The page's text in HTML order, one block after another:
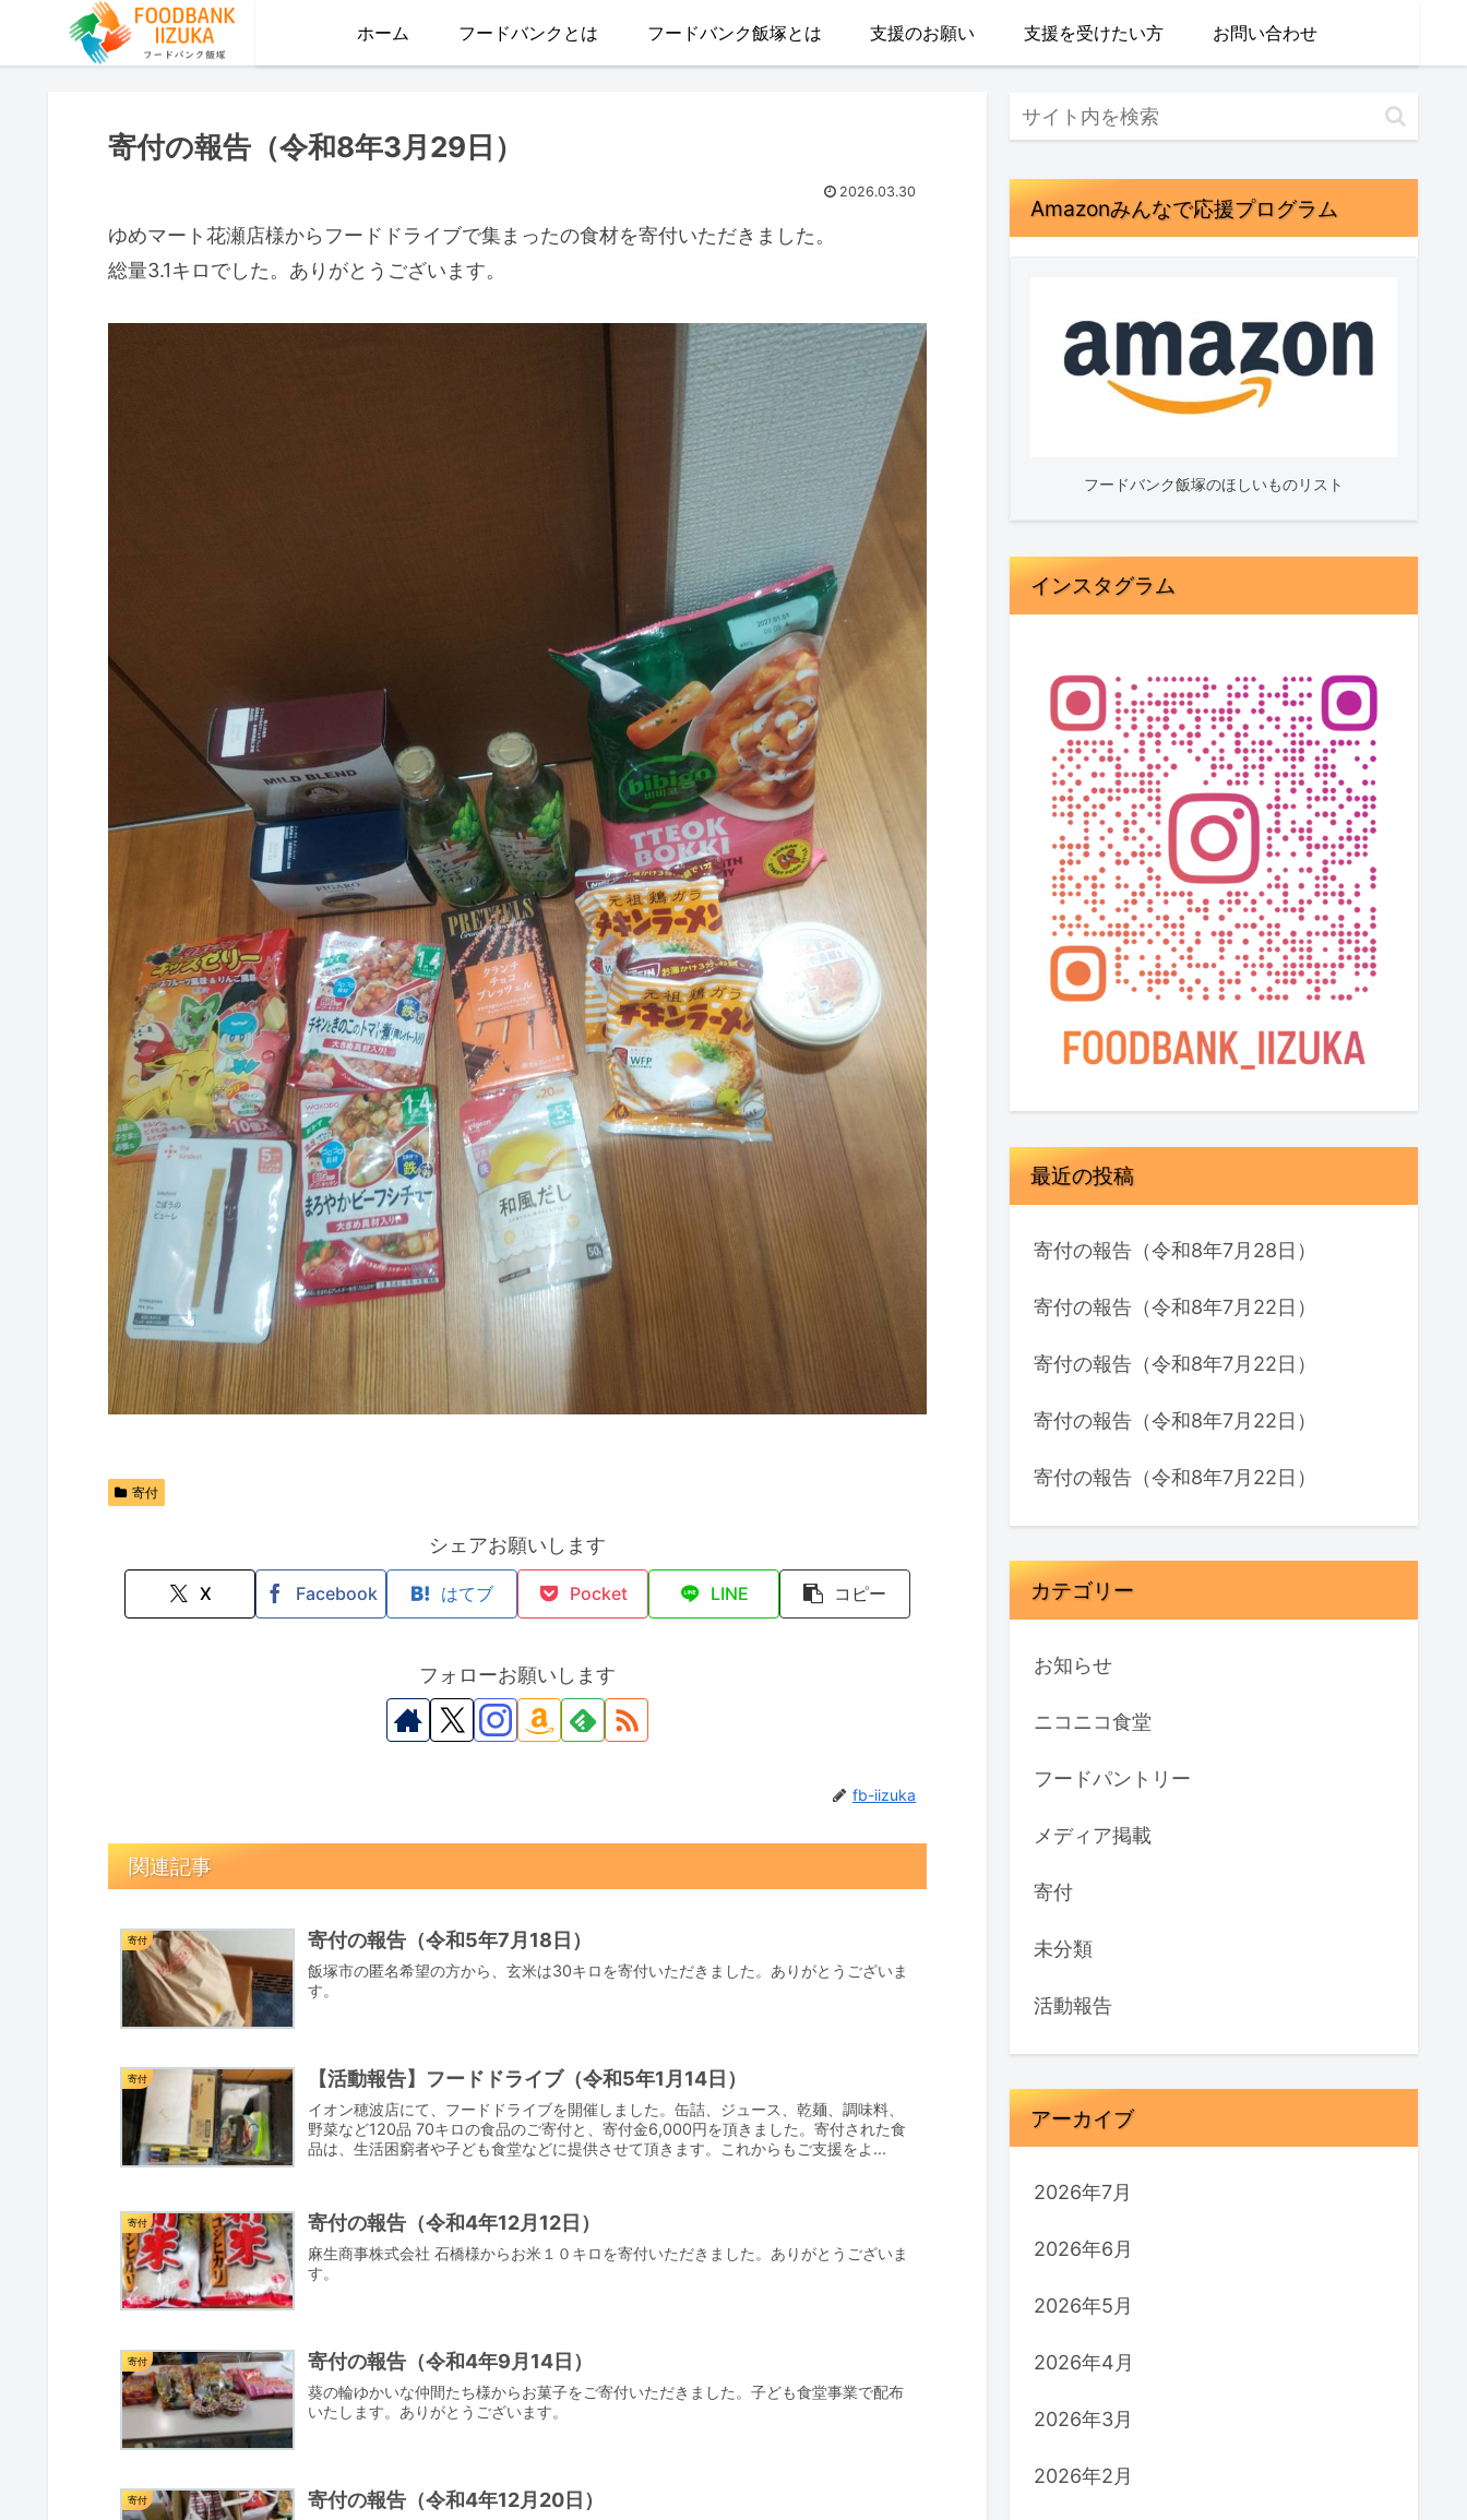
ホーム フードバンクとは フードバンク飯塚とは 支援のお願い 支援を受けたい方 お問い合わせ
寄付の報告（令和8年3月29日）
2026.03.30
ゆめマート花瀬店様からフードドライブで集まったの食材を寄付いただきました。
総量3.1キロでした。ありがとうございます。
寄付
シェアお願いします
X Facebook はてブ Pocket LINE コピー
フォローお願いします
fb-iizuka
関連記事
寄付 寄付の報告（令和5年7月18日）
飯塚市の匿名希望の方から、玄米は30キロを寄付いただきました。ありがとうございま
す。
寄付 【活動報告】フードドライブ（令和5年1月14日）
イオン穂波店にて、フードドライブを開催しました。缶詰、ジュース、乾麺、調味料、
野菜など120品 70キロの食品のご寄付と、寄付金6,000円を頂きました。寄付された食
品は、生活困窮者や子ども食堂などに提供させて頂きます。これからもご支援をよ...
寄付 寄付の報告（令和4年12月12日）
麻生商事株式会社 石橋様からお米１０キロを寄付いただきました。ありがとうございま
す。
寄付 寄付の報告（令和4年9月14日）
葵の輪ゆかいな仲間たち様からお菓子をご寄付いただきました。子ども食堂事業で配布
いたします。ありがとうございます。
寄付 寄付の報告（令和4年12月20日）
Amazonみんなで応援プログラム
フードバンク飯塚のほしいものリスト
インスタグラム
最近の投稿
寄付の報告（令和8年7月28日）
寄付の報告（令和8年7月22日）
寄付の報告（令和8年7月22日）
寄付の報告（令和8年7月22日）
寄付の報告（令和8年7月22日）
カテゴリー
お知らせ
ニコニコ食堂
フードパントリー
メディア掲載
寄付
未分類
活動報告
アーカイブ
2026年7月
2026年6月
2026年5月
2026年4月
2026年3月
2026年2月